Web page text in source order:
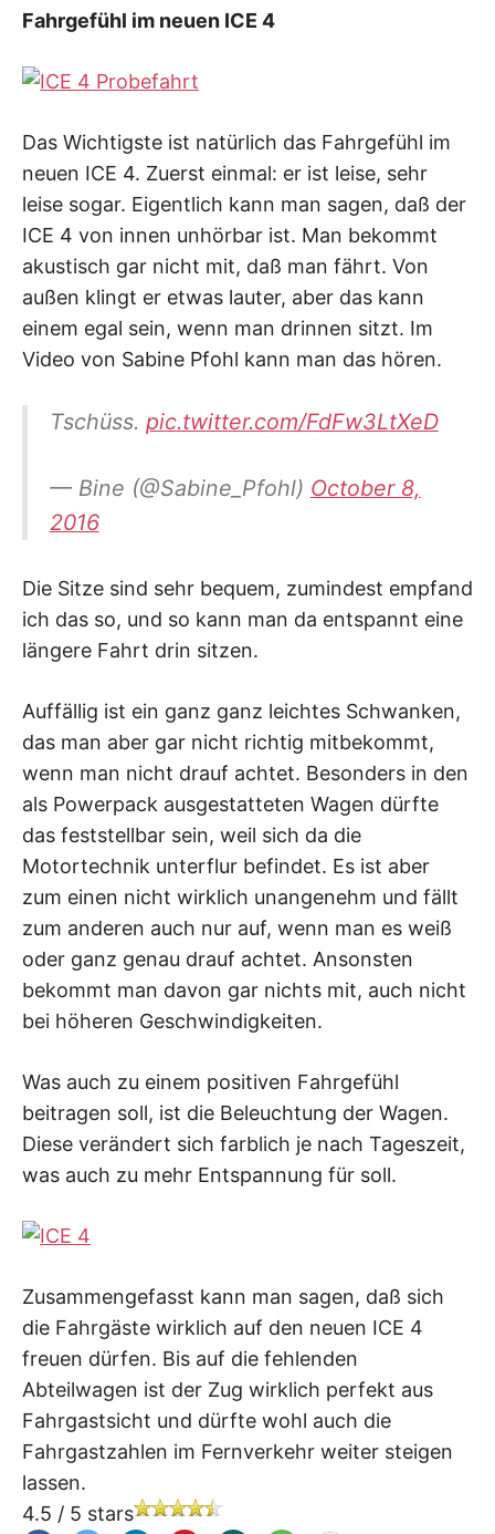
Fahrgefühl im neuen ICE 4
Das Wichtigste ist natürlich das Fahrgefühl im
neuen ICE 4. Zuerst einmal: er ist leise, sehr
leise sogar. Eigentlich kann man sagen, daß der
ICE 4 von innen unhörbar ist. Man bekommt
akustisch gar nicht mit, daß man fährt. Von
außen klingt er etwas lauter, aber das kann
einem egal sein, wenn man drinnen sitzt. Im
Video von Sabine Pfohl kann man das hören.
Tschüss. pic.twitter.com/FdFw3LtXeD
— Bine (@Sabine_Pfohl) October 8,
2016
Die Sitze sind sehr bequem, zumindest empfand
ich das so, und so kann man da entspannt eine
längere Fahrt drin sitzen.
Auffällig ist ein ganz ganz leichtes Schwanken,
das man aber gar nicht richtig mitbekommt,
wenn man nicht drauf achtet. Besonders in den
als Powerpack ausgestatteten Wagen dürfte
das feststellbar sein, weil sich da die
Motortechnik unterflur befindet. Es ist aber
zum einen nicht wirklich unangenehm und fällt
zum anderen auch nur auf, wenn man es weiß
oder ganz genau drauf achtet. Ansonsten
bekommt man davon gar nichts mit, auch nicht
bei höheren Geschwindigkeiten.
Was auch zu einem positiven Fahrgefühl
beitragen soll, ist die Beleuchtung der Wagen.
Diese verändert sich farblich je nach Tageszeit,
was auch zu mehr Entspannung für soll.
Zusammengefasst kann man sagen, daß sich
die Fahrgäste wirklich auf den neuen ICE 4
freuen dürfen. Bis auf die fehlenden
Abteilwagen ist der Zug wirklich perfekt aus
Fahrgastsicht und dürfte wohl auch die
Fahrgastzahlen im Fernverkehr weiter steigen
lassen.
4.5 / 5 stars